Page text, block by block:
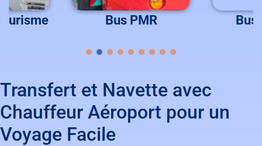
Bus PMR Bus
Transfert et Navette avec
Chauffeur Aéroport pour un
Voyage Facile